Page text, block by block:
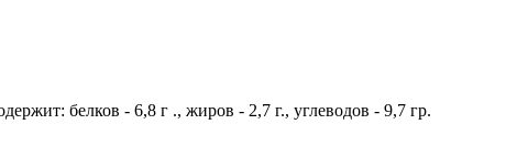
белков - 6,8 г ., жиров - 2,7 г., углеводов - 9,7 гр.